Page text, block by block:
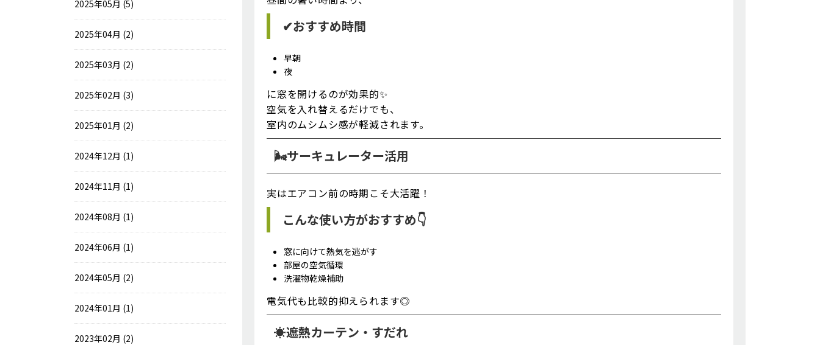
✔おすすめ時間
早朝
夜
に窓を開けるのが効果的✨
空気を入れ替えるだけでも、
室内のムシムシ感が軽減されます。
🌬️サーキュレーター活用
実はエアコン前の時期こそ大活躍！
こんな使い方がおすすめ👇
窓に向けて熱気を逃がす
部屋の空気循環
洗濯物乾燥補助
電気代も比較的抑えられます◎
☀️遮熱カーテン・すだれ
2025年05月 (5)
2025年04月 (2)
2025年03月 (2)
2025年02月 (3)
2025年01月 (2)
2024年12月 (1)
2024年11月 (1)
2024年08月 (1)
2024年06月 (1)
2024年05月 (2)
2024年01月 (1)
2023年02月 (2)